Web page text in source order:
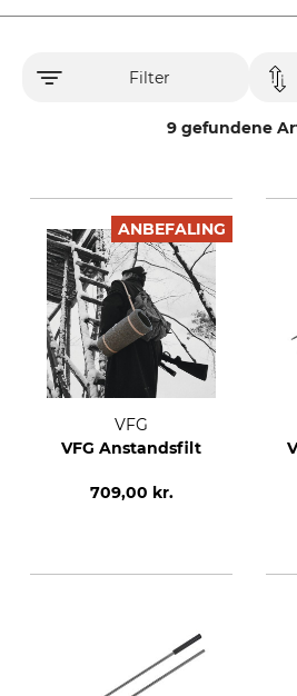
Filter
9 gefundene
ANBEFALING
VFG
VFG Anstandsfilt
709,00 kr.